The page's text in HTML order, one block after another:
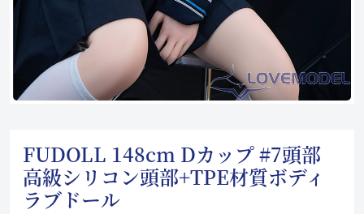
FUDOLL 148cm Dカップ #7頭部
高級シリコン頭部+TPE材質ボディ
ラブドール